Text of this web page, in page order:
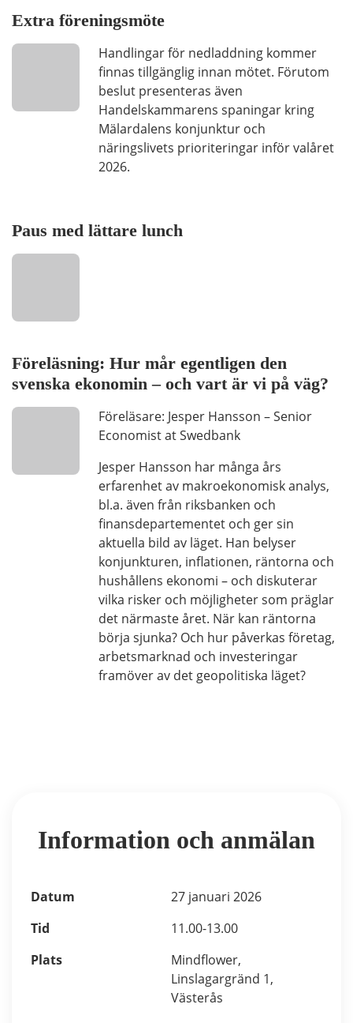
Extra föreningsmöte
Handlingar för nedladdning kommer
finnas tillgänglig innan mötet. Förutom
beslut presenteras även
Handelskammarens spaningar kring
Mälardalens konjunktur och
näringslivets prioriteringar inför valåret
2026.
Paus med lättare lunch
Föreläsning: Hur mår egentligen den
svenska ekonomin – och vart är vi på väg?
Föreläsare: Jesper Hansson – Senior
Economist at Swedbank
Jesper Hansson har många års
erfarenhet av makroekonomisk analys,
bl.a. även från riksbanken och
finansdepartementet och ger sin
aktuella bild av läget. Han belyser
konjunkturen, inflationen, räntorna och
hushållens ekonomi – och diskuterar
vilka risker och möjligheter som präglar
det närmaste året. När kan räntorna
börja sjunka? Och hur påverkas företag,
arbetsmarknad och investeringar
framöver av det geopolitiska läget?
Information och anmälan
Datum
27 januari 2026
Tid
11.00-13.00
Plats
Mindflower,
Linslagargränd 1,
Västerås